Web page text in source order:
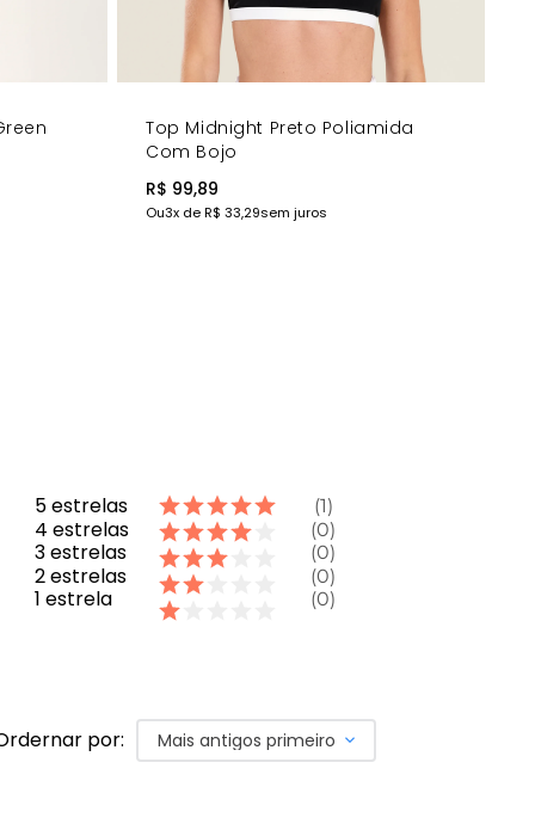
Top Midnight Preto Poliamida
Com Bojo
R$ 99,89
Ou3x deR$ 33,29sem juros
5estrelas
4estrelas
3estrelas
2estrelas
1estrela
1
0
0
0
0
por: Mais antigos primeiro